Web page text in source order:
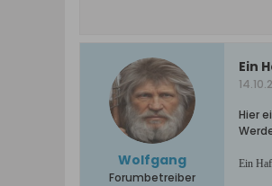
Wolfgang
Forumbetreiber
Ein
Hier
Ein